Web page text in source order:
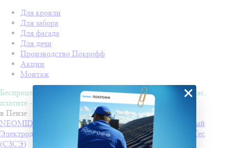
Для кровли
Для забора
Для фасада
Для дачи
Производство Покрофф
Акции
Монтаж
Беспроцентная рассрочка на 4 месяца. Покупайте - сейчас,
платите - потом!
в Пензе
NEOMID 430 eco Антисептик-консервант невымываемый
Электроды РЦ ТМ MONOLITH Производитель
PlasmaTec
(СЗСЭ)
×